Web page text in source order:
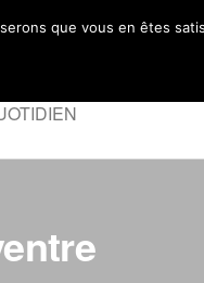
que vous en êtes